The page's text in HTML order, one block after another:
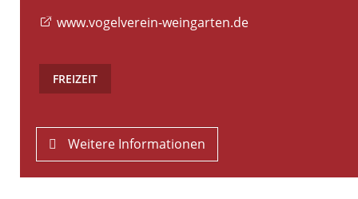
www.vogelverein-weingarten.de
FREIZEIT
Weitere Informationen